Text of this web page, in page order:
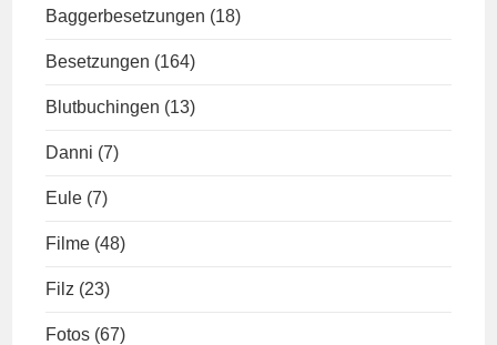
Baggerbesetzungen (18)
Besetzungen (164)
Blutbuchingen (13)
Danni (7)
Eule (7)
Filme (48)
Filz (23)
Fotos (67)